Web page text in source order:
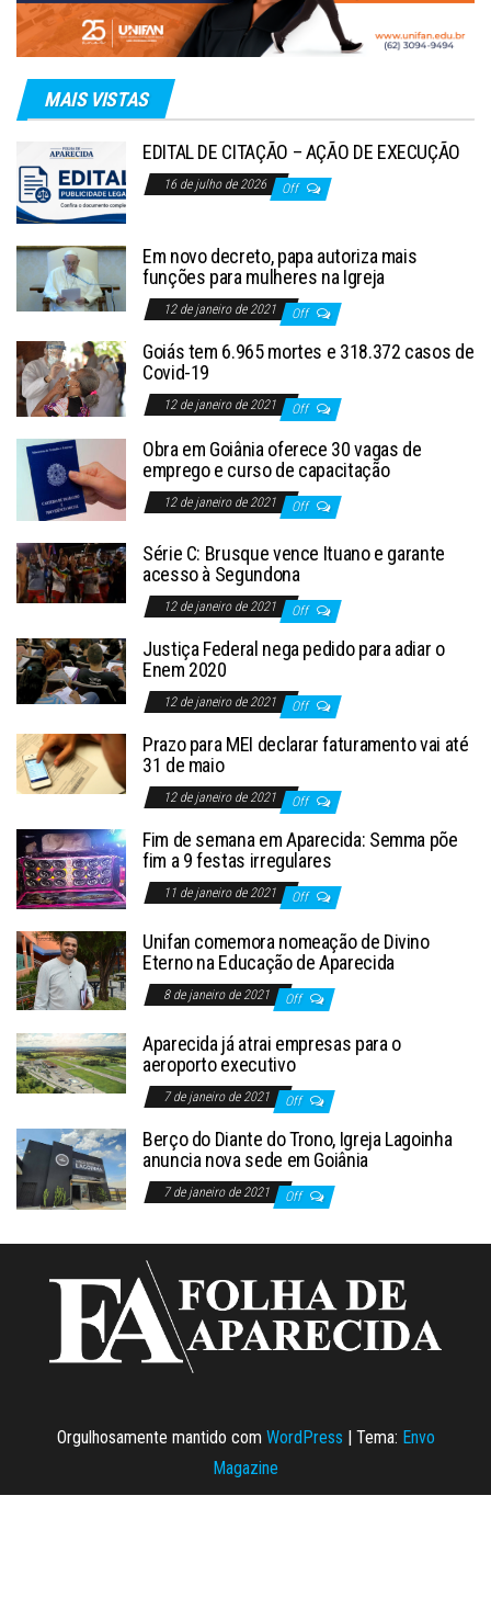
MAIS VISTAS
EDITAL DE CITAÇÃO – AÇÃO DE EXECUÇÃO
16 de julho de 2026 Off
Em novo decreto, papa autoriza mais
funções para mulheres na Igreja
12 de janeiro de 2021 Off
Goiás tem 6.965 mortes e 318.372 casos de
Covid-19
12 de janeiro de 2021 Off
Obra em Goiânia oferece 30 vagas de
emprego e curso de capacitação
12 de janeiro de 2021 Off
Série C: Brusque vence Ituano e garante
acesso à Segundona
12 de janeiro de 2021 Off
Justiça Federal nega pedido para adiar o
Enem 2020
12 de janeiro de 2021 Off
Prazo para MEI declarar faturamento vai até
31 de maio
12 de janeiro de 2021 Off
Fim de semana em Aparecida: Semma põe
fim a 9 festas irregulares
11 de janeiro de 2021 Off
Unifan comemora nomeação de Divino
Eterno na Educação de Aparecida
8 de janeiro de 2021 Off
Aparecida já atrai empresas para o
aeroporto executivo
7 de janeiro de 2021 Off
Berço do Diante do Trono, Igreja Lagoinha
anuncia nova sede em Goiânia
7 de janeiro de 2021 Off
Orgulhosamente mantido com WordPress | Tema: Envo
Magazine